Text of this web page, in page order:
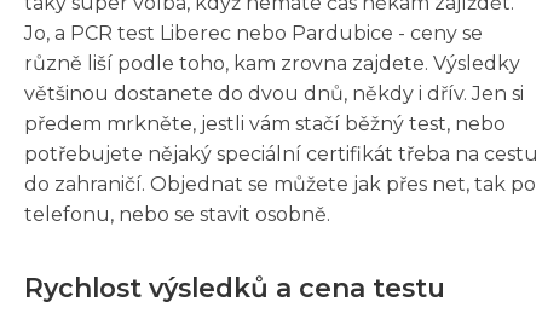
Jo, a PCR test Liberec nebo Pardubice - ceny se
různě liší podle toho, kam zrovna zajdete. Výsledky
většinou dostanete do dvou dnů, někdy i dřív. Jen si
předem mrkněte, jestli vám stačí běžný test, nebo
potřebujete nějaký speciální certifikát třeba na cestu
do zahraničí. Objednat se můžete jak přes net, tak po
telefonu, nebo se stavit osobně.
Rychlost výsledků a cena testu